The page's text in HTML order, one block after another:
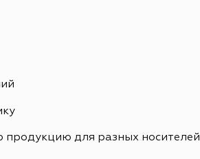
продукцию для разных носителей